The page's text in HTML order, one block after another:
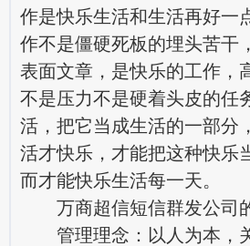
作是快乐生活和生活再好一
作不是僵硬死板的埋头苦干
表面文章，是快乐的工作，
不是压力不是硬着头皮的任
活，把它当成生活的一部分
活才快乐，才能把这种快乐
而才能快乐生活每一天。
万商超信短信群发公司的
管理理念：以人为本，